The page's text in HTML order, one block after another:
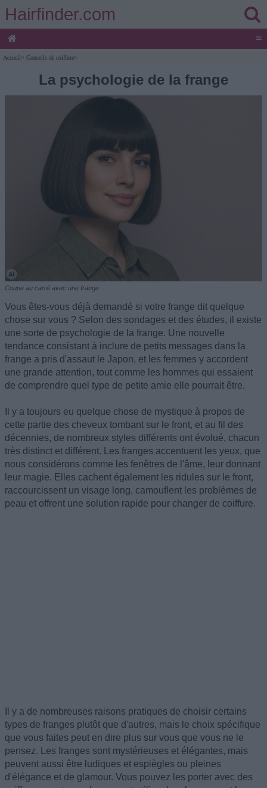
Hairfinder.com
≡
Accueil> Conseils de coiffure>
La psychologie de la frange
Coupe au carré avec une frange
Vous êtes-vous déjà demandé si votre frange dit quelque
chose sur vous ? Selon des sondages et des études, il existe
une sorte de psychologie de la frange. Une nouvelle
tendance consistant à inclure de petits messages dans la
frange a pris d'assaut le Japon, et les femmes y accordent
une grande attention, tout comme les hommes qui essaient
de comprendre quel type de petite amie elle pourrait être.
Il y a toujours eu quelque chose de mystique à propos de
cette partie des cheveux tombant sur le front, et au fil des
décennies, de nombreux styles différents ont évolué, chacun
très distinct et différent. Les franges accentuent les yeux, que
nous considérons comme les fenêtres de l'âme, leur donnant
leur magie. Elles cachent également les ridules sur le front,
raccourcissent un visage long, camouflent les problèmes de
peau et offrent une solution rapide pour changer de coiffure.
Il y a de nombreuses raisons pratiques de choisir certains
types de franges plutôt que d'autres, mais le choix spécifique
que vous faites peut en dire plus sur vous que vous ne le
pensez. Les franges sont mystérieuses et élégantes, mais
peuvent aussi être ludiques et espiègles ou pleines
d'élégance et de glamour. Vous pouvez les porter avec des